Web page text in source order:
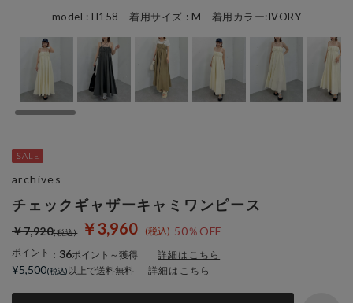
model : H158 着用サイズ : M 着用カラー:IVORY
チェックギャザーキャミワンピース
￥3,960 50％OFF
￥7,920
ポイント ： 36ポイント～獲得 詳細はこちら
archives
¥5,500 以上で送料無料 詳細はこちら